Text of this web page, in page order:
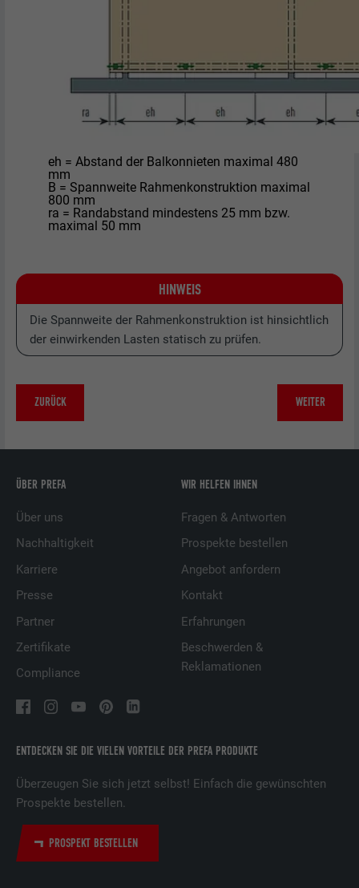
eh = Abstand der Balkonnieten maximal 480
mm
B = Spannweite Rahmenkonstruktion maximal
800 mm
ra = Randabstand mindestens 25 mm bzw.
maximal 50 mm
HINWEIS
Die Spannweite der Rahmenkonstruktion ist hinsichtlich
der einwirkenden Lasten statisch zu prüfen.
ZURÜCK WEITER
ENTDECKEN SIE DIE VIELEN VORTEILE DER PREFA PRODUKTE
Überzeugen Sie sich jetzt selbst! Einfach die gewünschten
Prospekte bestellen.
PROSPEKT BESTELLEN
ÜBER PREFA
Über uns
Nachhaltigkeit
Karriere
Presse
Partner
Zertifikate
Compliance
WIR HELFEN IHNEN
Fragen & Antworten
Prospekte bestellen
Angebot anfordern
Kontakt
Erfahrungen
Beschwerden &
Reklamationen